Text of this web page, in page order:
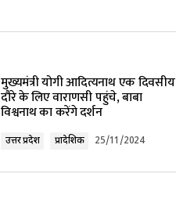
मुख्यमंत्री योगी आदित्यनाथ एक दिवसीय
दौरे के लिए वाराणसी पहुंचे, बाबा
विश्वनाथ का करेंगे दर्शन
उत्तर प्रदेश प्रादेशिक 25/11/2024